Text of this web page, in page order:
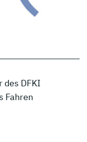
des DFKI
Fahren